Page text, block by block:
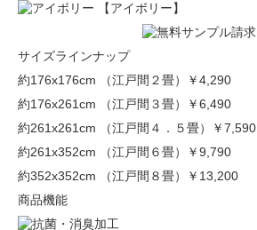
【アイボリー】
サイズラインナップ
約176x176cm （江戸間２畳）
￥4,290
約176x261cm （江戸間３畳）
￥6,490
約261x261cm （江戸間４．５畳）
￥7,590
約261x352cm （江戸間６畳）
￥9,790
約352x352cm （江戸間８畳）
￥13,200
商品機能